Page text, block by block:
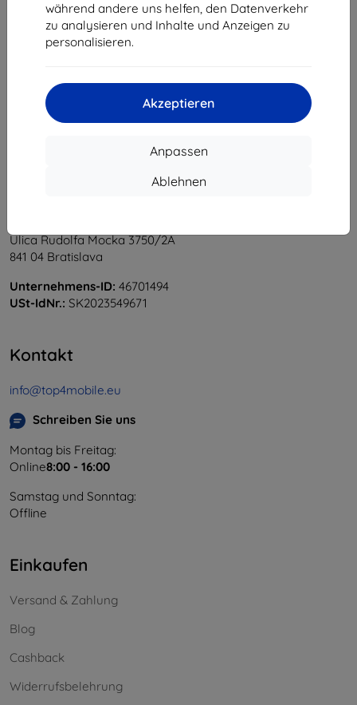
während andere uns helfen, den Datenverkehr
zu analysieren und Inhalte und Anzeigen zu
personalisieren.
Akzeptieren
Anpassen
Ablehnen
1
Ulica Rudolfa Mocka 3750/2A
841 04 Bratislava
Unternehmens-ID: 46701494
USt-IdNr.: SK2023549671
Kontakt
info@top4mobile.eu
Schreiben Sie uns
Montag bis Freitag:
Online8:00 - 16:00
Samstag und Sonntag:
Offline
Einkaufen
Versand & Zahlung
Blog
Cashback
Widerrufsbelehrung